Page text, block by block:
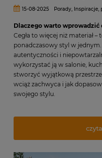
15-08-2025 Porady, Inspiracje,
Dlaczego warto wprowadzić
Cegła to więcej niż materiał
ponadczasowy styl w
autentyczności i
wykorzystać ją w salonie,
stworzyć wyjątkową
wciąż zachwyca i jak
swojego stylu.